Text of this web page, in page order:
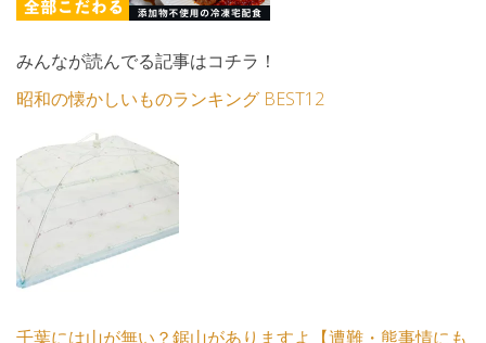
みんなが読んでる記事はコチラ！
昭和の懐かしいものランキング BEST12
千葉には山が無い？鋸山がありますよ【遭難・熊事情にも